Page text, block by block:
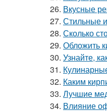
26. Вкусные
27. Стильные
28. Сколько
29. Обложить
30. Узнайте,
31.
32. Каким
33. Лучшие
34. Влияние